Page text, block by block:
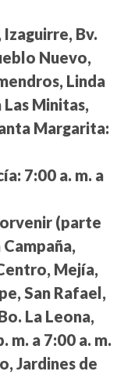
Bv.
Nuevo,
Linda
Minitas,
Margarita:
7:00 a. m. a
(parte
Mejía,
San Rafael,
La Leona,
m. a 7:00 a. m.
Jardines de